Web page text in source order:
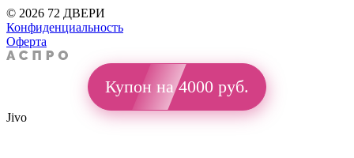
© 2026 72 ДВЕРИ
Конфиденциальность
Оферта
Купон на 4000 руб.
Jivo